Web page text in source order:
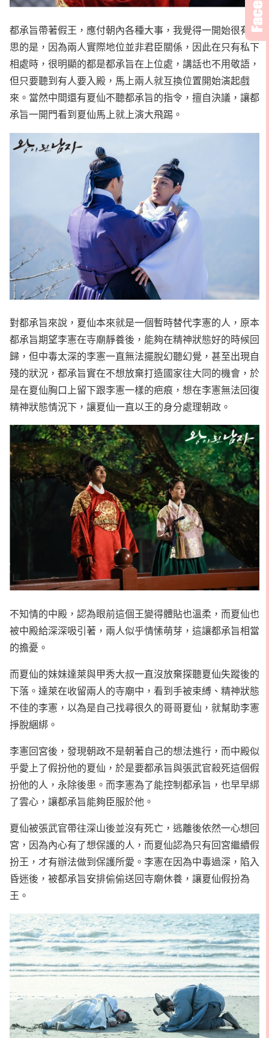
都承旨帶著假王，應付朝內各種大事，我覺得一開始很有意
思的是，因為兩人實際地位並非君臣關係，因此在只有私下
相處時，很明顯的都是都承旨在上位處，講話也不用敬語，
但只要聽到有人要入殿，馬上兩人就互換位置開始演起戲
來。當然中間還有夏仙不聽都承旨的指令，擅自決議，讓都
承旨一開門看到夏仙馬上就上演大飛踢。
對都承旨來說，夏仙本來就是一個暫時替代李憲的人，原本
都承旨期望李憲在寺廟靜養後，能夠在精神狀態好的時候回
歸，但中毒太深的李憲一直無法擺脫幻聽幻覺，甚至出現自
殘的狀況，都承旨實在不想放棄打造國家往大同的機會，於
是在夏仙胸口上留下跟李憲一樣的疤痕，想在李憲無法回復
精神狀態情況下，讓夏仙一直以王的身分處理朝政。
不知情的中殿，認為眼前這個王變得體貼也溫柔，而夏仙也
被中殿給深深吸引著，兩人似乎情愫萌芽，這讓都承旨相當
的擔憂。
而夏仙的妹妹達萊與甲秀大叔一直沒放棄探聽夏仙失蹤後的
下落。達萊在收留兩人的寺廟中，看到手被束縛、精神狀態
不佳的李憲，以為是自己找尋很久的哥哥夏仙，就幫助李憲
掙脫綑綁。
李憲回宮後，發現朝政不是朝著自己的想法進行，而中殿似
乎愛上了假扮他的夏仙，於是要都承旨與張武官殺死這個假
扮他的人，永除後患。而李憲為了能控制都承旨，也早早綁
了雲心，讓都承旨能夠臣服於他。
夏仙被張武官帶往深山後並沒有死亡，逃離後依然一心想回
宮，因為內心有了想保護的人，而夏仙認為只有回宮繼續假
扮王，才有辦法做到保護所愛。李憲在因為中毒過深，陷入
昏迷後，被都承旨安排偷偷送回寺廟休養，讓夏仙假扮為
王。